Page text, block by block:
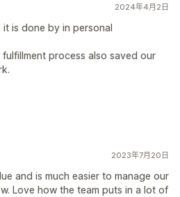
2024年4月2日
is done by in personal
process also saved our
2023年7月20日
and is much easier to manage our
Love how the team puts in a lot of